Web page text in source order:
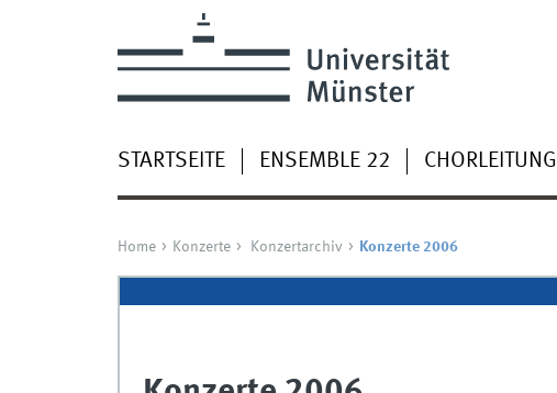
STARTSEITE ENSEMBLE 22 CHORLEITUNG
Home Konzerte Konzertarchiv Konzerte 2006